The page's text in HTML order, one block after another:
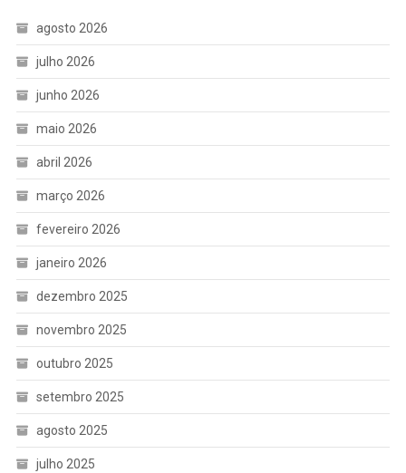
agosto 2026
julho 2026
junho 2026
maio 2026
abril 2026
março 2026
fevereiro 2026
janeiro 2026
dezembro 2025
novembro 2025
outubro 2025
setembro 2025
agosto 2025
julho 2025